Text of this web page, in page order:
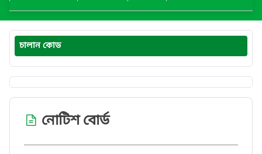
চালান কোড
নোটিশ বোর্ড